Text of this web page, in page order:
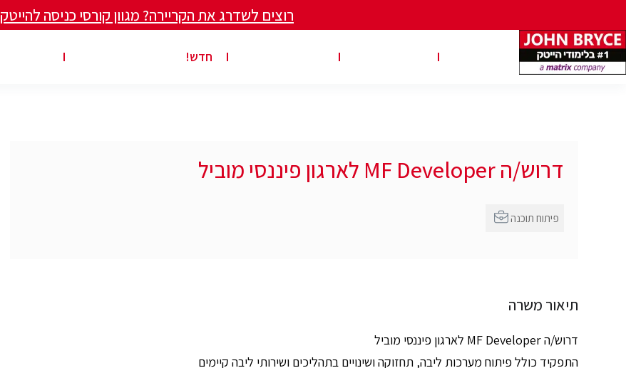
רוצים לשדרג את הקריירה? מגוון קורסי כניסה להייטק
חדש!
דרוש/ה MF Developer לארגון פיננסי מוביל
תיאור משרה
דרוש/ה MF Developer לארגון פיננסי מוביל
התפקיד כולל פיתוח מערכות ליבה, תחזוקה ושינויים בתהליכים ושירותי ליבה קיימים